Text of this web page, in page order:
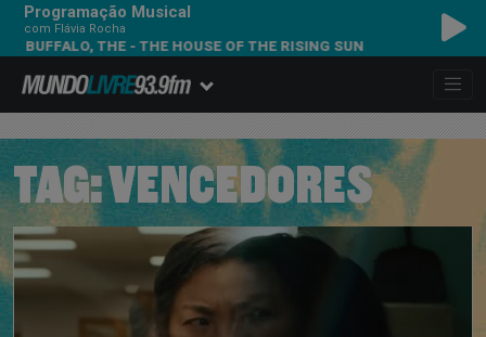
Programação Musical
com Flávia Rocha
BUFFALO, THE - THE HOUSE OF THE RISING SUN
TAG:VENCEDORES